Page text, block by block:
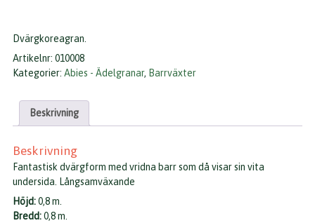
Dvärgkoreagran.
Artikelnr: 010008
Kategorier: Abies - Ädelgranar, Barrväxter
Beskrivning
Beskrivning
Fantastisk dvärgform med vridna barr som då visar sin vita
undersida. Långsamväxande
Höjd:0,8 m.
Bredd:0,8 m.